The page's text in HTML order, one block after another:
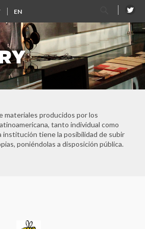
Search
for:
materiales producidos por los
tanto individual como
institución tiene la posibilidad de subir
poniéndolas a disposición pública.
y Cultura de Puchuncaví
por la Paz Villa Grimaldi
Haiti
Justicia y Reparación - Defensoría del
ex CCD "Club Atlético"
y la Promoción de los DDHH ex
Memoria José Domingo Cañas
Social de las Iglesias Cristianas
Apoyo Mutuo (GAM)
para la Democracia